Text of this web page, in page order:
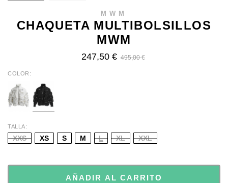
MWM
CHAQUETA MULTIBOLSILLOS
MWM
247,50 € 495,00 €
COLOR
WHITE BLACK
TALLA
XXS XS S M L XL XXL
AÑADIR AL CARRITO